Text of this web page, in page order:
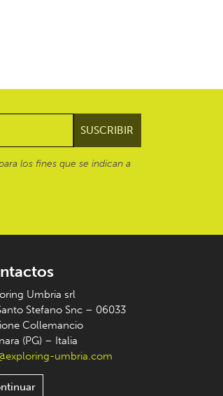
los fines que se indican a
Umbria srl
Stefano Snc – 06033
Collemancio
(PG) – Italia
umbria.com